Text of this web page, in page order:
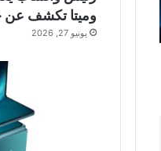
وميتا تكشف عن
يونيو 27, 2026